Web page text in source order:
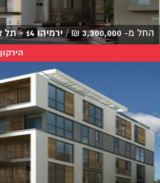
החל מ- 3,300,000
₪
/ ירמיהו 14 - תל אביב - יפו
הירקון 110